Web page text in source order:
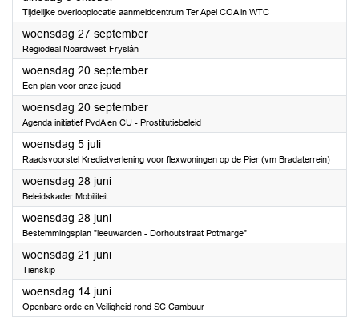
Tijdelijke overlooplocatie aanmeldcentrum Ter Apel COA in WTC
woensdag 27 september2023
Regiodeal Noardwest-Fryslân
woensdag 20 september2023
Een plan voor onze jeugd
woensdag 20 september2023
Agenda initiatief PvdA en CU - Prostitutiebeleid
woensdag 5 juli2023
Raadsvoorstel Kredietverlening voor flexwoningen op de Pier (vm Bradaterrein)
woensdag 28 juni2023
Beleidskader Mobiliteit
woensdag 28 juni2023
Bestemmingsplan "leeuwarden - Dorhoutstraat Potmarge"
woensdag 21 juni2023
Tienskip
woensdag 14 juni2023
Openbare orde en Veiligheid rond SC Cambuur